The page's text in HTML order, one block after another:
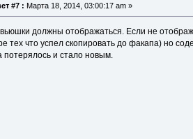
#7 : Марта 18, 2014, 03:00:17 am »
должны отображаться. Если не
тех что успел скопировать до факапа) но
и стало новым.